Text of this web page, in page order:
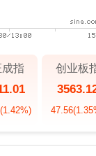
指
(1.42%)
创业板
47.56